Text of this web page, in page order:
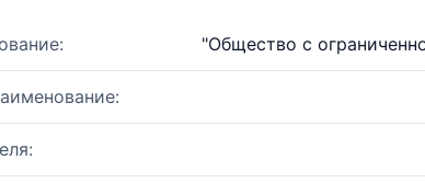
"Общество с